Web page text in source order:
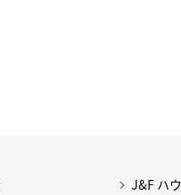
J&F ハ